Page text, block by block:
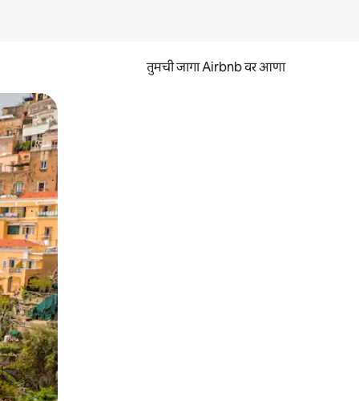
तुमची जागा Airbnb वर आणा